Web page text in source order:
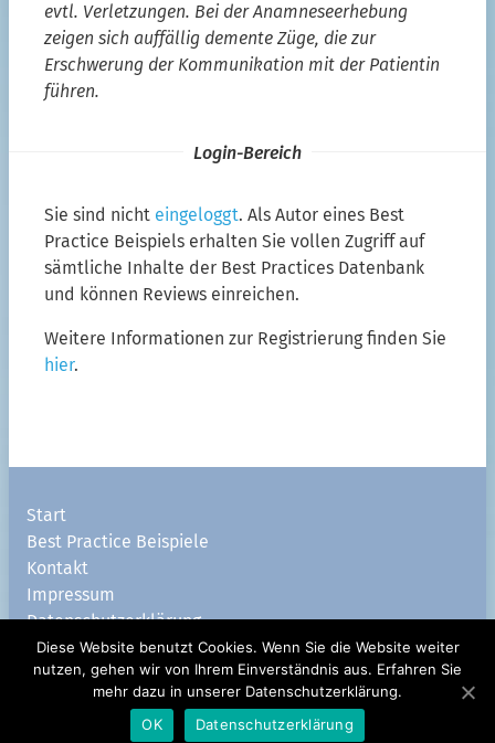
Filterungsmöglichkeiten u.a. zu Lehr- und Prüfbeispielen,
Lehrmethoden und Gruppengröße.
evtl. Verletzungen. Bei der Anamneseerhebung
zeigen sich auffällig demente Züge, die zur
Erschwerung der Kommunikation mit der Patientin
führen.
Login-Bereich
Sie sind nicht eingeloggt. Als Autor eines Best
Practice Beispiels erhalten Sie vollen Zugriff auf
sämtliche Inhalte der Best Practices Datenbank
und können Reviews einreichen.
Weitere Informationen zur Registrierung finden Sie
hier.
Start
Best Practice Beispiele
Kontakt
Impressum
Datenschutzerklärung
nach oben
©2026 TOOLBOX Best Practice Beispiele.
Alle Rechte vorbehalten.
Diese Website benutzt Cookies. Wenn Sie die Website weiter
nutzen, gehen wir von Ihrem Einverständnis aus. Erfahren Sie
mehr dazu in unserer Datenschutzerklärung.
OK
Datenschutzerklärung